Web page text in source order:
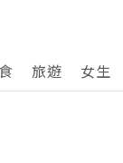
旅遊 女生